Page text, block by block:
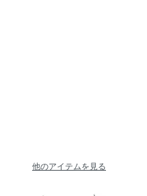
他のアイテムを見る